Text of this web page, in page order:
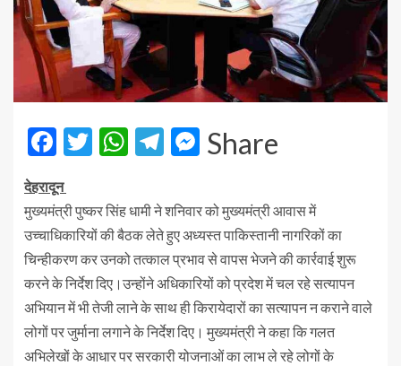
Facebook
Twitter
WhatsApp
Telegram
Messenger
Share
देहरादून
मुख्यमंत्री पुष्कर सिंह धामी ने शनिवार को मुख्यमंत्री आवास में
उच्चाधिकारियों की बैठक लेते हुए अध्यस्त पाकिस्तानी नागरिकों का
चिन्हीकरण कर उनको तत्काल प्रभाव से वापस भेजने की कार्रवाई शुरू
करने के निर्देश दिए।उन्होंने अधिकारियों को प्रदेश में चल रहे सत्यापन
अभियान में भी तेजी लाने के साथ ही किरायेदारों का सत्यापन न कराने वाले
लोगों पर जुर्माना लगाने के निर्देश दिए। मुख्यमंत्री ने कहा कि गलत
अभिलेखों के आधार पर सरकारी योजनाओं का लाभ ले रहे लोगों के